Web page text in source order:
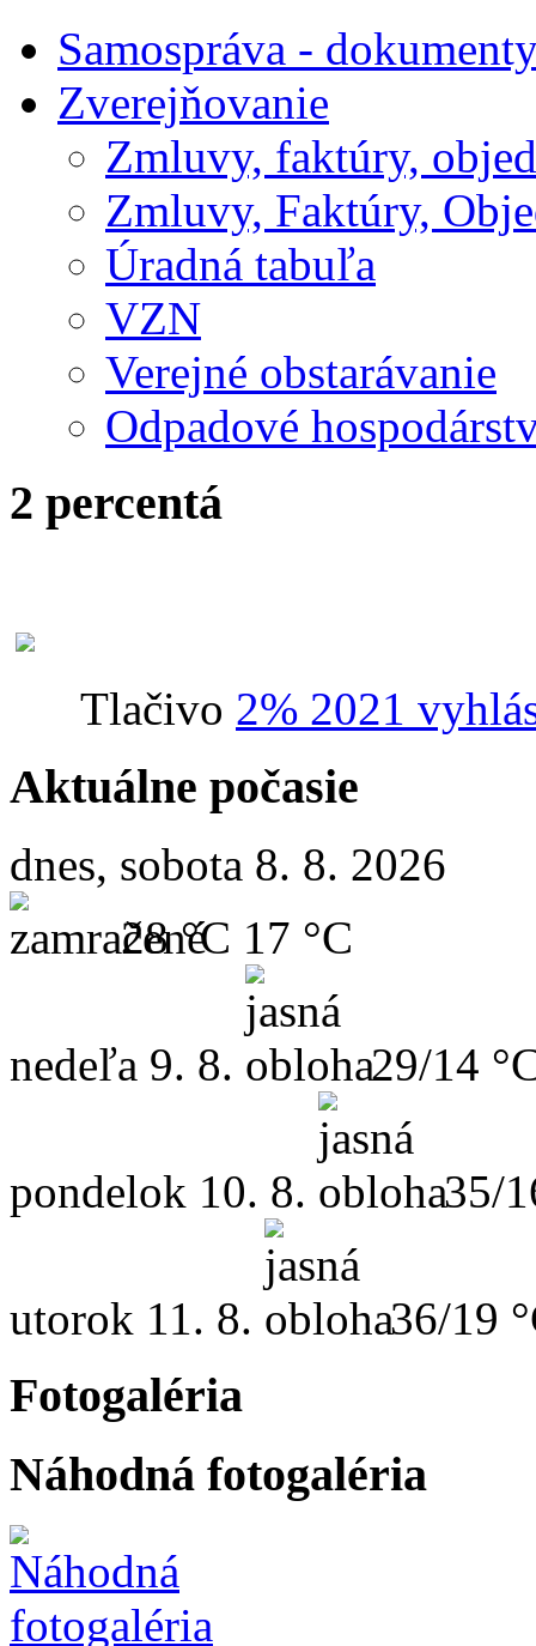
Samospráva -
Zverejňovanie
Zmluvy, faktúry,
Zmluvy, Faktúry,
Úradná tabuľa
VZN
Verejné obstarávanie
Odpadové
2 percentá
Tlačivo 2% 2021
Aktuálne počasie
dnes, sobota 8. 8. 2026
28 °C 17 °C
nedeľa 9. 8. 29/14
pondelok 10. 8. 35/
utorok 11. 8. 36/19
Fotogaléria
Náhodná fotogaléria